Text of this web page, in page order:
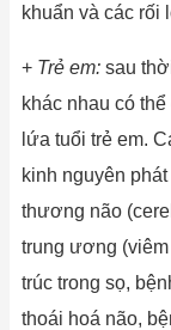
khuẩn và các rối
+ Trẻ em: sau
khác nhau có
lứa tuổi trẻ em.
kinh nguyên
thương não
trung ương
trúc trong sọ,
thoái hoá não,